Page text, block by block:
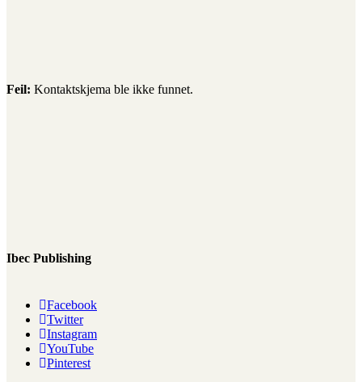
Feil: Kontaktskjema ble ikke funnet.
Ibec Publishing
Facebook
Twitter
Instagram
YouTube
Pinterest